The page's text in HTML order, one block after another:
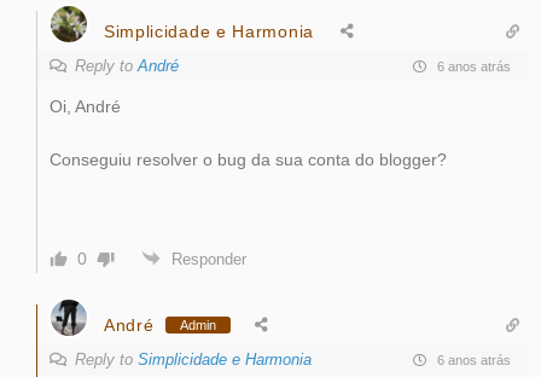
Simplicidade e Harmonia
Reply toAndré 6 anos atrás
Oi, André
Conseguiu resolver o bug da sua conta do blogger?
0 Responder
André Admin
Reply to Simplicidade e Harmonia 6 anos atrás